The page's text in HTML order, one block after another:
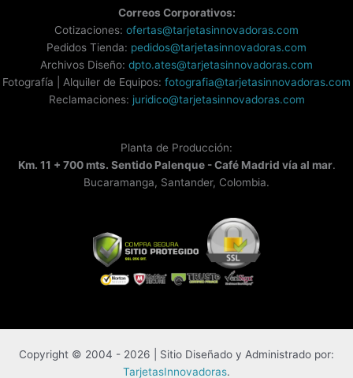
Correos Corporativos:
Cotizaciones: ofertas@tarjetasinnovadoras.com
Pedidos Tienda: pedidos@tarjetasinnovadoras.com
Archivos Diseño: dpto.ates@tarjetasinnovadoras.com
Fotografía | Alquiler de Equipos: fotografia@tarjetasinnovadoras.com
Reclamaciones: juridico@tarjetasinnovadoras.com
Planta de Producción:
Km. 11 + 700 mts. Sentido Palenque - Café Madrid vía al mar.
Bucaramanga, Santander, Colombia.
Copyright © 2004 - 2026 | Sitio Diseñado y Administrado por:
TarjetasInnovadoras.